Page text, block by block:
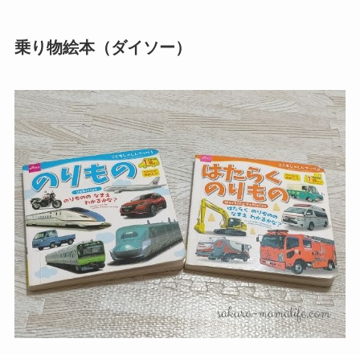
乗り物絵本（ダイソー）